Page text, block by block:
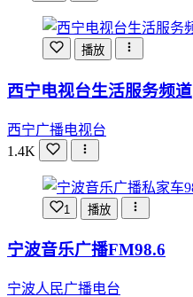
播放
西宁电视台生活服务频道
西宁广播电视台
1.4K
1 播放
宁波音乐广播FM98.6
宁波人民广播电台